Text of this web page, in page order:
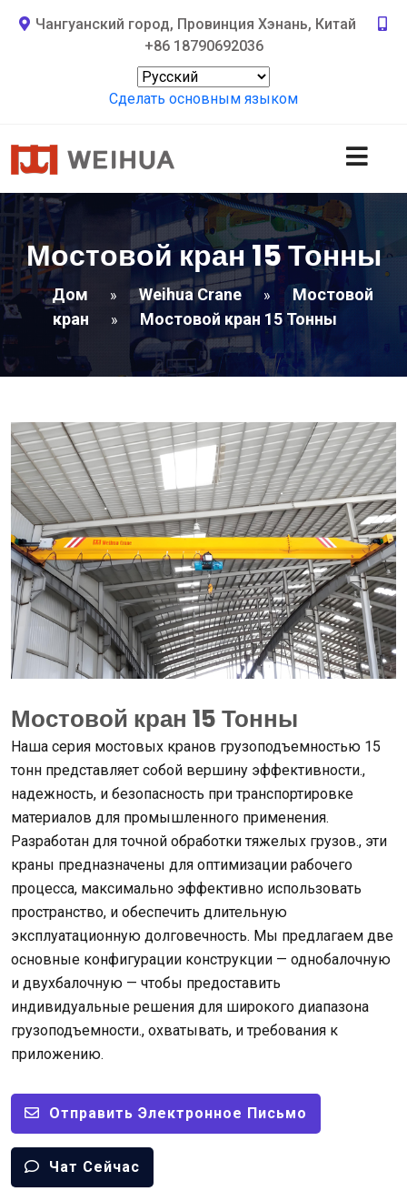
Чангуанский город, Провинция Хэнань, Китай
+86 18790692036
Сделать основным языком
Мостовой кран 15 Тонны
Дом » Weihua Crane »
Мостовой
кран
» Мостовой кран 15 Тонны
Мостовой кран 15 Тонны
Наша серия мостовых кранов грузоподъемностью 15
тонн представляет собой вершину эффективности.,
надежность, и безопасность при транспортировке
материалов для промышленного применения.
Разработан для точной обработки тяжелых грузов., эти
краны предназначены для оптимизации рабочего
процесса, максимально эффективно использовать
пространство, и обеспечить длительную
эксплуатационную долговечность. Мы предлагаем две
основные конфигурации конструкции — однобалочную
и двухбалочную — чтобы предоставить
индивидуальные решения для широкого диапазона
грузоподъемности., охватывать, и требования к
приложению.
Отправить Электронное Письмо
Чат Сейчас